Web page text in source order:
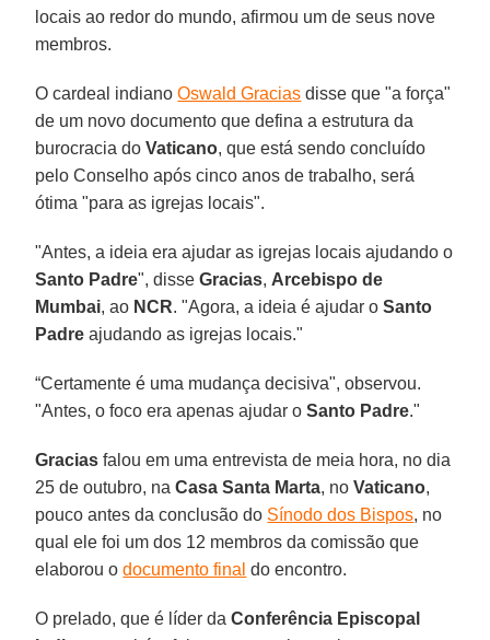
locais ao redor do mundo, afirmou um de seus nove
membros.
O cardeal indianoOswald Gracias disse que "a força"
de um novo documento que defina a estrutura da
burocracia doVaticano, que está sendo concluído
pelo Conselho após cinco anos de trabalho, será
ótima "para as igrejas locais".
"Antes, a ideia era ajudar as igrejas locais ajudando o
Santo Padre", disseGracias, Arcebispo de
Mumbai, ao NCR. "Agora, a ideia é ajudar oSanto
Padre ajudando as igrejas locais."
“Certamente é uma mudança decisiva", observou.
"Antes, o foco era apenas ajudar oSanto Padre."
Gracias falou em uma entrevista de meia hora, no dia
25 de outubro, naCasa Santa Marta, noVaticano,
pouco antes da conclusão do Sínodo dos Bispos, no
qual ele foi um dos 12 membros da comissão que
elaborou odocumento final do encontro.
O prelado, que é líder daConferência Episcopal